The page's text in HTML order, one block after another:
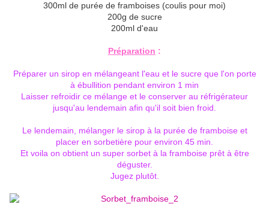
300ml de purée de framboises (coulis pour moi)
200g de sucre
200ml d'eau
Préparation :
Préparer un sirop en mélangeant l'eau et le sucre que l'on porte
à ébullition pendant environ 1 min
Laisser refroidir ce mélange et le conserver au réfrigérateur
jusqu'au lendemain afin qu'il soit bien froid.
Le lendemain, mélanger le sirop à la purée de framboise et
placer en sorbetière pour environ 45 min.
Et voila on obtient un super sorbet à la framboise prêt à être
déguster.
Jugez plutôt.